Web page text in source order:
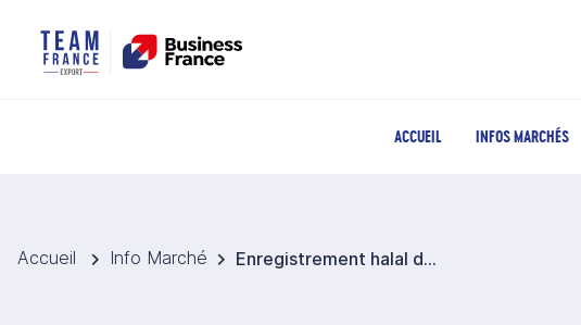
ACCUEIL INFOS MARCHÉS
Accueil Info Marché Enregistrement halal des produits non listés